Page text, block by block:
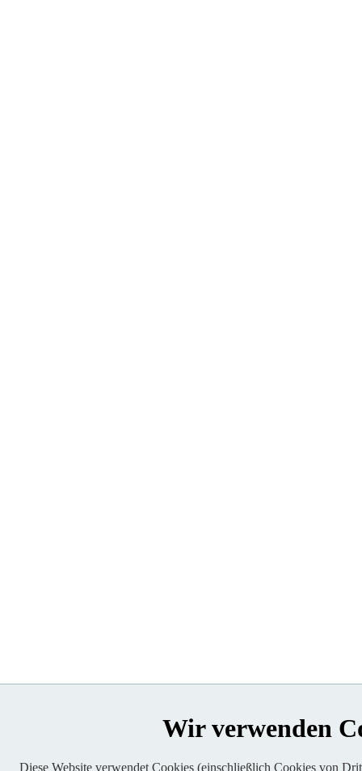
Wir verwenden
Diese Website verwendet Cookies (einschließlich Cookies von